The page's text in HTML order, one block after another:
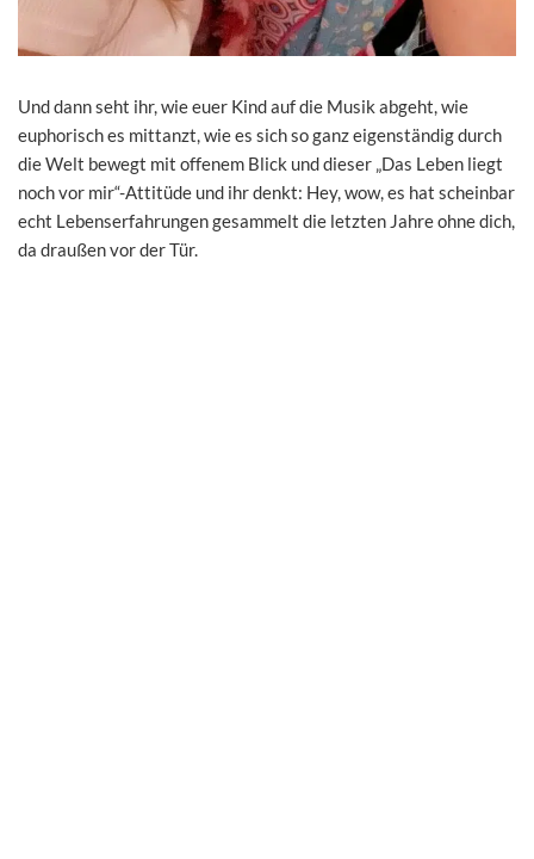
Und dann seht ihr, wie euer Kind auf die Musik abgeht, wie
euphorisch es mittanzt, wie es sich so ganz eigenständig durch
die Welt bewegt mit offenem Blick und dieser „Das Leben liegt
noch vor mir“-Attitüde und ihr denkt: Hey, wow, es hat scheinbar
echt Lebenserfahrungen gesammelt die letzten Jahre ohne dich,
da draußen vor der Tür.